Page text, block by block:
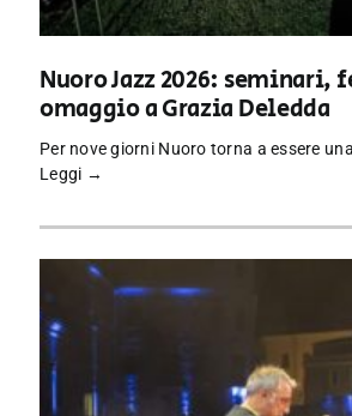
Nuoro Jazz 2026: seminari,
omaggio a Grazia Deledda
Per nove giorni Nuoro torna a essere
Leggi →